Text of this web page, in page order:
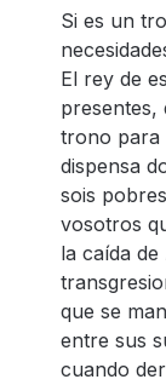
Si es un
El rey de
presentes,
trono para
dispensa
sois
vosotros
la caída
que se
entre sus
cuando